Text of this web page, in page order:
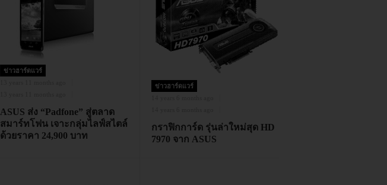
ข่าวฮาร์ดแวร์
ASUS ส่ง “Padfone” สู่ตลาด
สมาร์ทโฟน เจาะกลุ่มไลฟ์สไตล์
ด้วยราคา 24,900 บาท
ข่าวฮาร์ดแวร์
กราฟิกการ์ด รุ่นล่าใหม่สุด HD
7970 จาก ASUS